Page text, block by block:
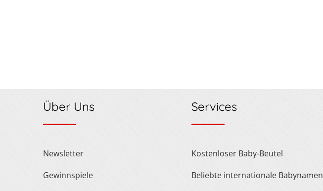
Über Uns
Newsletter
Gewinnspiele
Services
Kostenloser Baby-Beutel
Beliebte internationale Babynamen